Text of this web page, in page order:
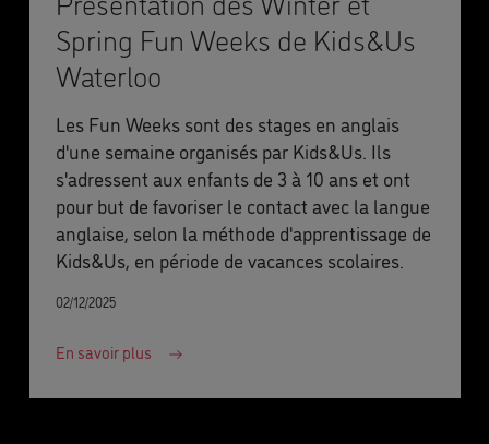
Spring Fun Weeks de Kids&Us
Waterloo
Les Fun Weeks sont des stages en anglais
d'une semaine organisés par Kids&Us. Ils
s'adressent aux enfants de 3 à 10 ans et ont
pour but de favoriser le contact avec la langue
anglaise, selon la méthode d'apprentissage de
Kids&Us, en période de vacances scolaires.
02/12/2025
En savoir plus